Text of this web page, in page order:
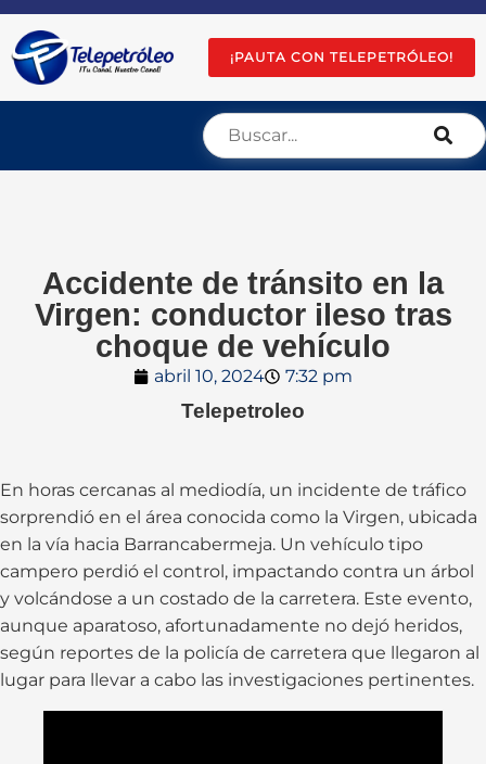
¡PAUTA CON TELEPETRÓLEO!
Accidente de tránsito en la
Virgen: conductor ileso tras
choque de vehículo
abril 10, 2024 7:32 pm
Telepetroleo
En horas cercanas al mediodía, un incidente de tráfico
sorprendió en el área conocida como la Virgen, ubicada
en la vía hacia Barrancabermeja. Un vehículo tipo
campero perdió el control, impactando contra un árbol
y volcándose a un costado de la carretera. Este evento,
aunque aparatoso, afortunadamente no dejó heridos,
según reportes de la policía de carretera que llegaron al
lugar para llevar a cabo las investigaciones pertinentes.